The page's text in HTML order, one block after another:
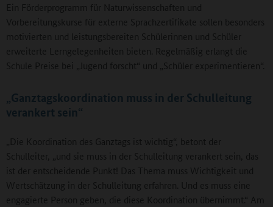
Ein Förderprogramm für Naturwissenschaften und
Vorbereitungskurse für externe Sprachzertifikate sollen besonders
motivierten und leistungsbereiten Schülerinnen und Schüler
erweiterte Lerngelegenheiten bieten. Regelmäßig erlangt die
Schule Preise bei „Jugend forscht“ und „Schüler experimentieren“.
„Ganztagskoordination muss in der Schulleitung
verankert sein“
„Die Koordination des Ganztags ist wichtig“, betont der
Schulleiter, „und sie muss in der Schulleitung verankert sein, das
ist der entscheidende Punkt! Das Thema muss Wichtigkeit und
Wertschätzung in der Schulleitung erfahren. Und es muss eine
engagierte Person geben, die diese Koordination übernimmt.“ Am